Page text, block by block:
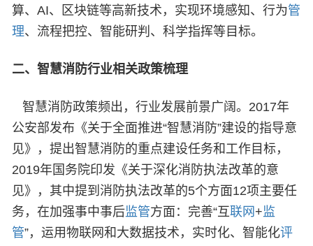
算、AI、区块链等高新技术，实现环境感知、行为管
理、流程把控、智能研判、科学指挥等目标。
二、 智慧消防行业相关政策梳理
智慧消防政策频出，行业发展前景广阔。2017年
公安部发布《关于全面推进“智慧消防”建设的指导意
见》，提出智慧消防的重点建设任务和工作目标，
2019年国务院印发《关于深化消防执法改革的意
见》，其中提到消防执法改革的5个方面12项主要任
务，在加强事中事后监管方面：完善“互联网+监
管”，运用物联网和大数据技术，实时化、智能化评